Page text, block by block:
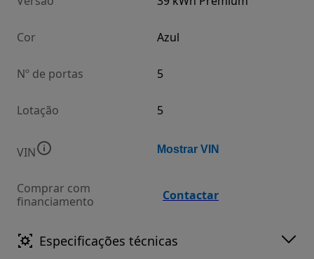
Cor Azul
Nº de portas 5
Lotação 5
VIN Mostrar VIN
Comprar com
financiamento
Contactar
Especificações técnicas